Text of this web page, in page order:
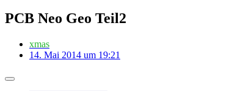
PCB Neo Geo Teil2
xmas
14. Mai 2014 um 19:21